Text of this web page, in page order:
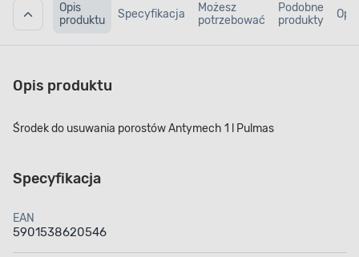
Opis
produktu
Specyfikacja
Możesz
potrzebować
Podobne
produkty
Opis produktu
Środek do usuwania porostów Antymech 1 l Pulmas
Specyfikacja
EAN
5901538620546